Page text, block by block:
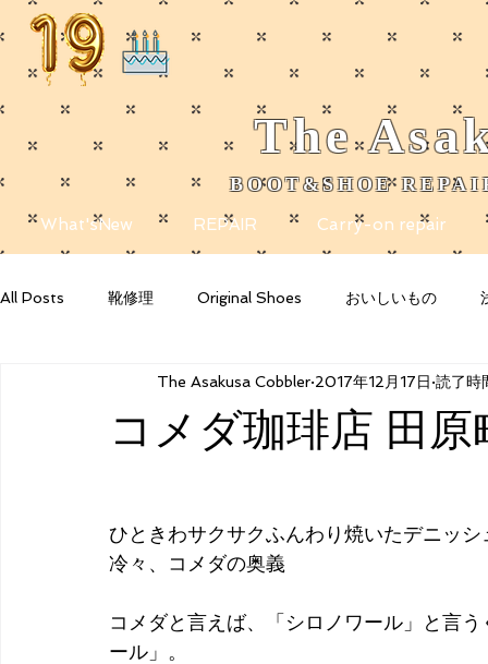
The
​BOOT&SHOE
What'sNew REPAIR Carry-on repair
All Posts 靴修理 Original Shoes おいしいもの
Your Community Blogging Tips
コメダ珈琲店 田原
The Asakusa Cobbler 2017年12月17日 読了時
ひときわサクサクふんわり焼いたデニッ
冷々、コメダの奥義
コメダと言えば、「シロノワール」と言
ール」。